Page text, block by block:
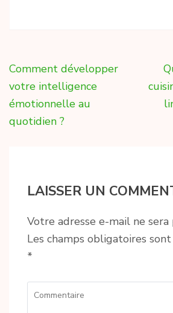
Navigation
de
l’article
Comment développer
votre intelligence
émotionnelle au
quotidien ?
LAISSER UN
Votre adresse e-mail ne sera
Les champs obligatoires
*
Commentaire